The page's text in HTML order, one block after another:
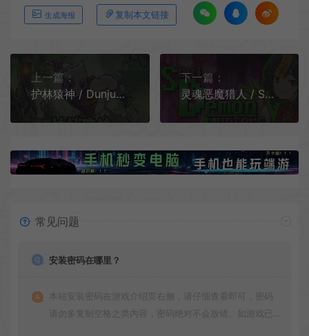
生成海报 复制本文链接
上一篇：
护林猿神 / Dunjungle 像素地牢动作冒险
下一篇：
灵魂恶魔猎人 / Soul Demon Hunters 快节奏像素风横版动作游戏
常见问题
安装密码在哪里？
本站安装密码在游戏介绍页右侧，请仔细查看即可，密码
请勿多复制空格之类内容，密码绝对不会放错。如游戏已